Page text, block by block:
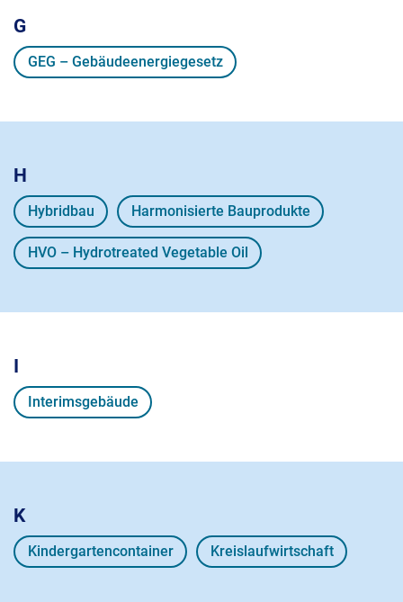
G
GEG – Gebäudeenergiegesetz
H
Hybridbau Harmonisierte Bauprodukte
HVO – Hydrotreated Vegetable Oil
I
Interimsgebäude
K
Kindergartencontainer Kreislaufwirtschaft